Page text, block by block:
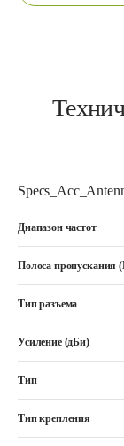
Диапазон частот
Полоса пропускания
Тип разъема
Усиление (дБи)
Тип
Тип крепления